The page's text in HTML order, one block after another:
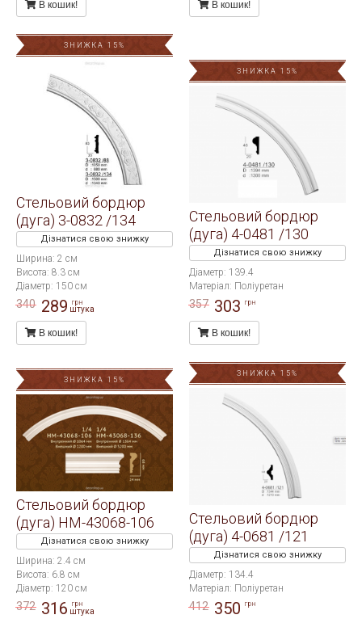
В кошик! В кошик!
ЗНИЖКА 15%
Стельовий бордюр
(дуга) 3-0832 /134
Дізнатися свою знижку
Ширина: 2 см
Висота: 8.3 см
Діаметр: 150 см
340 289 грн
штука
В кошик!
ЗНИЖКА 15%
Стельовий бордюр
(дуга) 4-0481 /130
Дізнатися свою знижку
Діаметр: 139.4
Матеріал: Поліуретан
357 303 грн
В кошик!
ЗНИЖКА 15%
Стельовий бордюр
(дуга) HM-43068-106
Дізнатися свою знижку
Ширина: 2.4 см
Висота: 6.8 см
Діаметр: 120 см
372 316 грн
штука
ЗНИЖКА 15%
Стельовий бордюр
(дуга) 4-0681 /121
Дізнатися свою знижку
Діаметр: 134.4
Матеріал: Поліуретан
412 350 грн